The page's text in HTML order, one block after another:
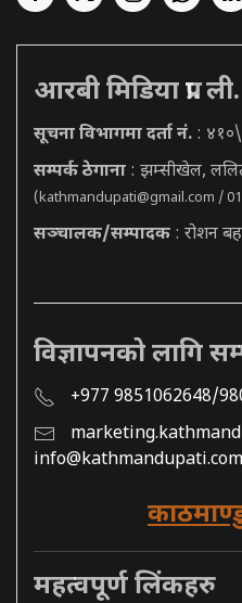
आरबी मिडिया प्रा. ली.
सूचना विभागमा दर्ता नं. :
सम्पर्क ठेगाना : झम्सीखेल,
(kathmandupati@gmail.com /
सञ्चालक/सम्पादक : रोशन
विज्ञापनको लागि
+977 9851062648/
info@kathmandupati.com
महत्वपूर्ण लिंकहरु